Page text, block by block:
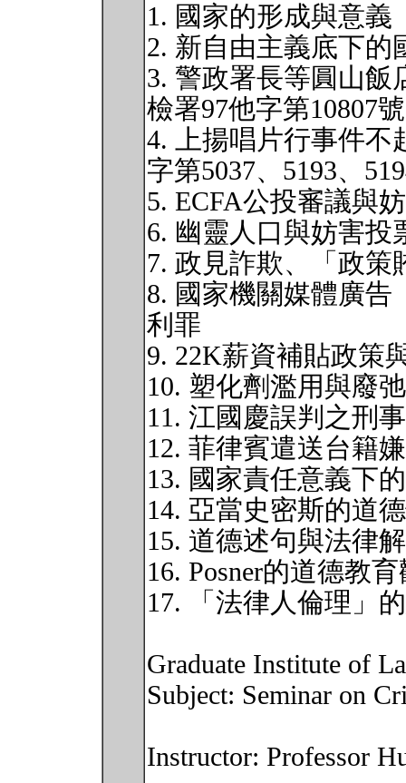
1. 國家的形成與意義
2. 新自由主義底下的
3. 警政署長等圓山飯
檢署97他字第10807
4. 上揚唱片行事件不
字第5037、5193、
5. ECFA公投審議與
6. 幽靈人口與妨害投
7. 政見詐欺、「政
8. 國家機關媒體廣告
利罪
9. 22K薪資補貼政策
10. 塑化劑濫用與廢
11. 江國慶誤判之刑
12. 菲律賓遣送台籍
13. 國家責任意義下
14. 亞當史密斯的道
15. 道德述句與法律
16. Posner的道德教
17. 「法律人倫理」
Graduate Institute of
Subject: Seminar on
Instructor: Professor